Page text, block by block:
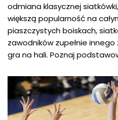
odmiana klasycznej
większą popularność na
piaszczystych boiskach,
zawodników zupełnie
gra na hali. Poznaj